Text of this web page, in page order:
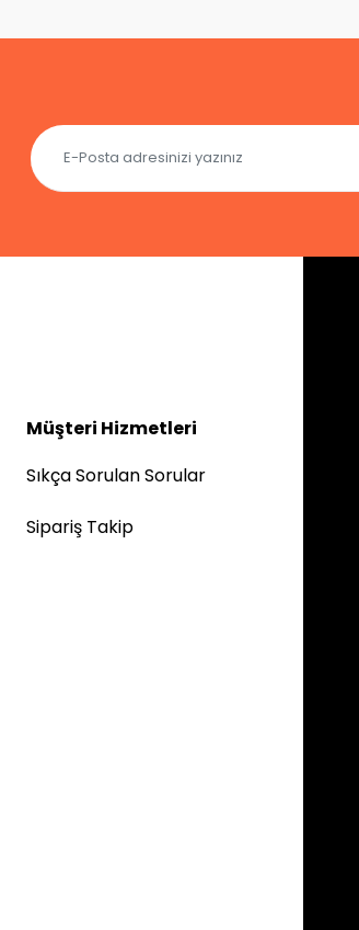
Müşteri Hizmetleri
Sıkça Sorulan Sorular
Sipariş Takip